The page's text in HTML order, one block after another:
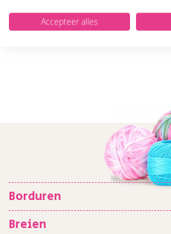
Borduren
Breien
Accepteer alles